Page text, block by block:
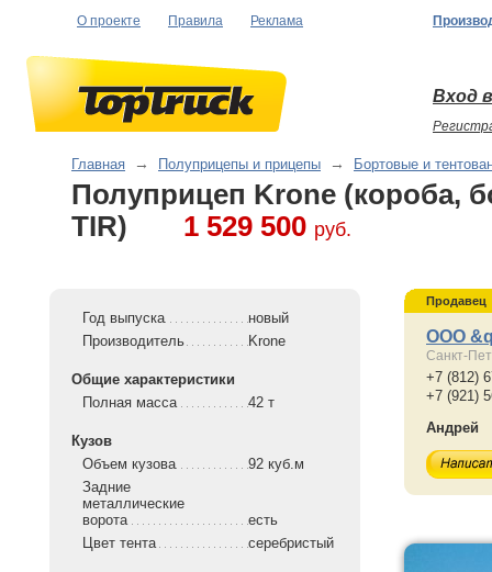
О проекте Правила Реклама
Вход
Главная → Полуприцепы и прицепы → Бортовые и
Полуприцеп Krone (короба,
TIR)
1 529 500 руб.
Год выпуска
новый
Производитель
Krone
Общие характеристики
Полная масса
42 т
Кузов
Объем кузова
92 куб.м
Задние
металлические
ворота
есть
Цвет тента
серебристый
Продавец
ООО
Санкт-
+7 (812)
+7 (921)
Андрей